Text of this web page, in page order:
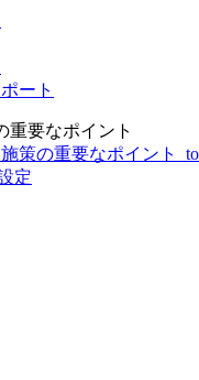
ート
重要なポイント
策の重要なポイント
定